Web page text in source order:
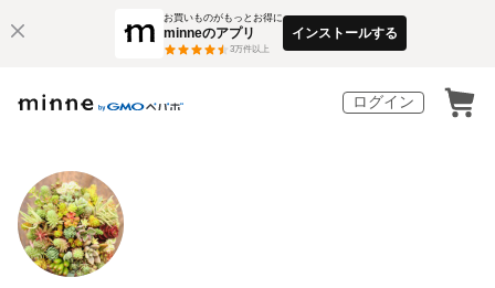
お買いものがもっとお得に
minneのアプリ
3万件以上
インストールする
ログイン